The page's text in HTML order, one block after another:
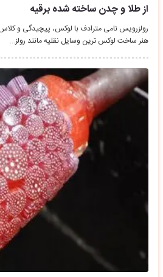
از طلا و چدن ساخته شده برقیه
رولزرویس نامی مترادف با لوکس، پیچیدگی و
هنر ساخت لوکس ترین وسایل نقلیه مانند رولز…